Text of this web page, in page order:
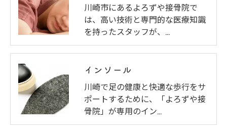
川崎市にあるよろずや接骨院で
は、高い技術と専門的な医療知識
を持ったスタッフが、…
インソール
川崎で足の健康と快適な歩行をサ
ポートするために、「よろずや接
骨院」が専用のイン…